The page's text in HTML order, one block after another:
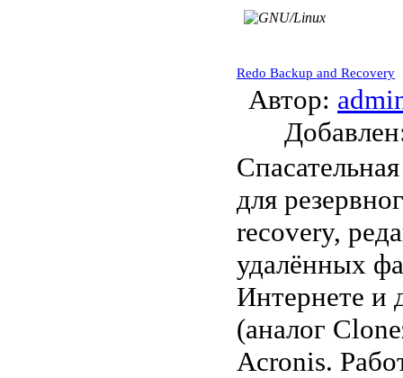
Redo Backup and Recovery
Автор:
для
recovery,
удалённых
Интернете и
(аналог
Acronis.